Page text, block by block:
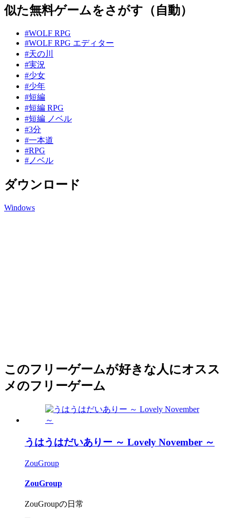
似た無料ゲームをさがす（自動）
#WOLF RPG
#WOLF RPG エディター
#天の川
#実況
#少女
#少年
#短編
#短編 RPG
#短編 ノベル
#3分
#一本道
#RPG
#ノベル
ダウンロード
Windows
このフリーゲームが好きな人にオスス
メのフリーゲーム
うはうはだいありー ～ Lovely November ～
ZouGroup
ZouGroup
ZouGroupの日常